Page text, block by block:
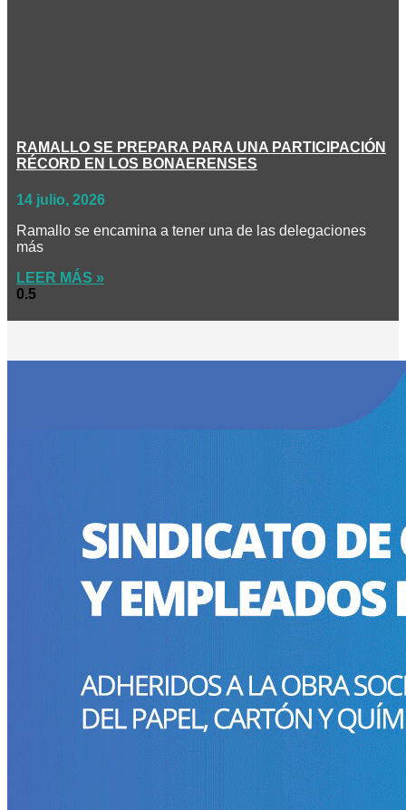
RAMALLO SE PREPARA PARA UNA PARTICIPACIÓN
RÉCORD EN LOS BONAERENSES
14 julio, 2026
Ramallo se encamina a tener una de las delegaciones
más
LEER MÁS »